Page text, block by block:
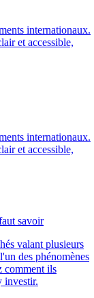
internationaux.
et accessible,
internationaux.
et accessible,
savoir
valant plusieurs
des phénomènes
comment ils
investir.